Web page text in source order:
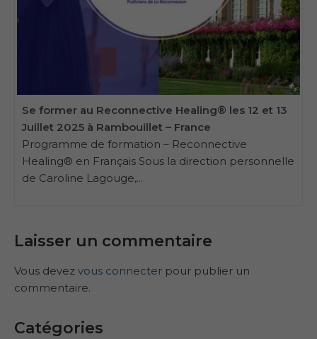
Se former au Reconnective Healing® les 12 et 13
Juillet 2025 à Rambouillet – France
Programme de formation – Reconnective
Healing® en Français Sous la direction personnelle
de Caroline Lagouge,...
Laisser un commentaire
Vous devez vous connecter pour publier un
commentaire.
Catégories